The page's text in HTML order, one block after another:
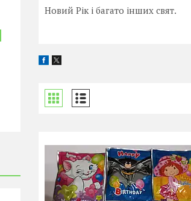
Новий Рік і багато інших свят.